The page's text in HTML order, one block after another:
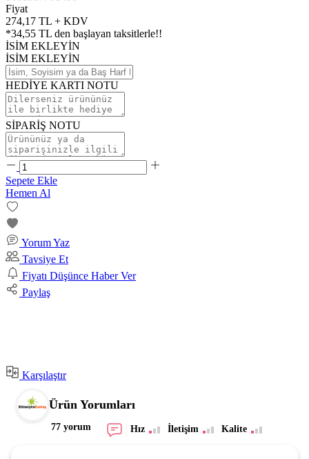
Fiyat
274,17 TL + KDV
*34,55 TL den başlayan taksitlerle!!
İSİM EKLEYİN
İSİM EKLEYİN
HEDİYE KARTI NOTU
SİPARİŞ NOTU
Sepete Ekle
Hemen Al
Yorum Yaz
Tavsiye Et
Fiyatı Düşünce Haber Ver
Paylaş
Karşılaştır
Ürün Yorumları
77 yorum Hız İletişim Kalite